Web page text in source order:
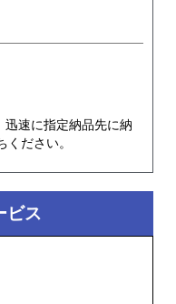
迅速に指定納品先に納
ださい。
ビス